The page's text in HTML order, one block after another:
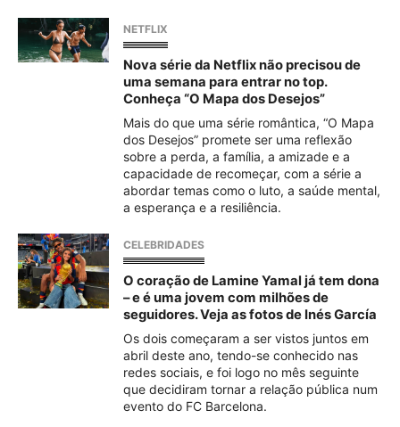
NETFLIX
Nova série da Netflix não precisou de
uma semana para entrar no top.
Conheça “O Mapa dos Desejos”
Mais do que uma série romântica, “O Mapa
dos Desejos” promete ser uma reflexão
sobre a perda, a família, a amizade e a
capacidade de recomeçar, com a série a
abordar temas como o luto, a saúde mental,
a esperança e a resiliência.
CELEBRIDADES
O coração de Lamine Yamal já tem dona
– e é uma jovem com milhões de
seguidores. Veja as fotos de Inés García
Os dois começaram a ser vistos juntos em
abril deste ano, tendo-se conhecido nas
redes sociais, e foi logo no mês seguinte
que decidiram tornar a relação pública num
evento do FC Barcelona.